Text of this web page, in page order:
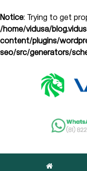
Notice: Trying to get
/home/vidusa/
content/plugins/
seo/src/generators/